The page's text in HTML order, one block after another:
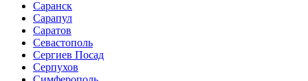
Саранск
Сарапул
Саратов
Севастополь
Сергиев Посад
Серпухов